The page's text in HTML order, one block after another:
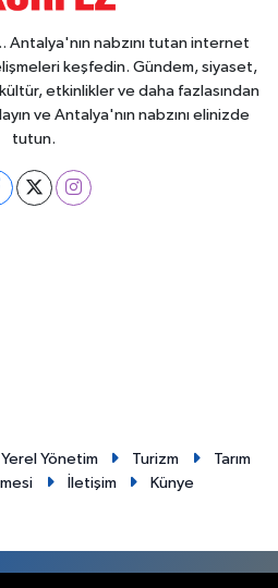
nabzını tutan internet
keşfedin. Gündem, siyaset,
etkinlikler ve daha fazlasından
ve Antalya'nın nabzını elinizde
tutun.
Yerel Yönetim Turizm
Tarım
İletişim Künye